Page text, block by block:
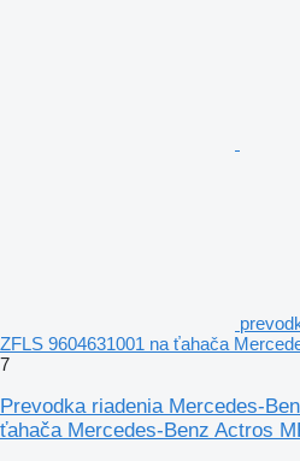
ZFLS 9604631001 na ťahača
7
Prevodka riadenia Mercedes-
ťahača Mercedes-Benz Actros